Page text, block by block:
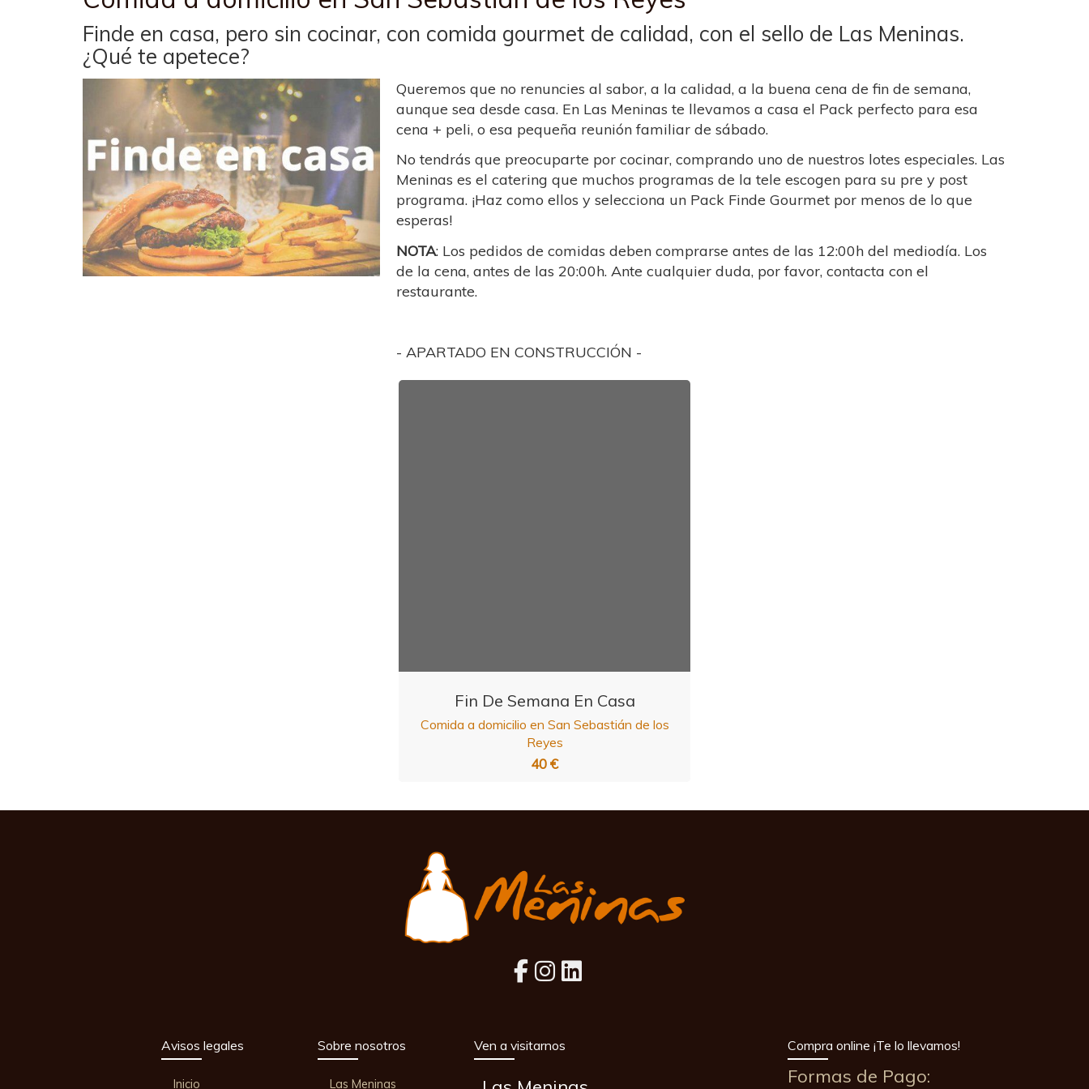
Finde en casa, pero sin cocinar, con comida gourmet de calidad, con el sello de Las Meninas.
¿Qué te apetece?
Queremos que no renuncies al sabor, a la calidad, a la buena cena de fin de semana,
aunque sea desde casa. En Las Meninas te llevamos a casa el Pack perfecto para esa
cena + peli, o esa pequeña reunión familiar de sábado.
No tendrás que preocuparte por cocinar, comprando uno de nuestros lotes especiales. Las
Meninas es el catering que muchos programas de la tele escogen para su pre y post
programa. ¡Haz como ellos y selecciona un Pack Finde Gourmet por menos de lo que
esperas!
NOTA: Los pedidos de comidas deben comprarse antes de las 12:00h del mediodía. Los
de la cena, antes de las 20:00h. Ante cualquier duda, por favor, contacta con el
restaurante.
- APARTADO EN CONSTRUCCIÓN -
Fin De Semana En Casa
Comida a domicilio en San Sebastián de los
Reyes
40 €
Avisos legales
Inicio
Sobre nosotros
Las Meninas
Ven a visitarnos Compra online ¡Te lo llevamos!
Formas de Pago: